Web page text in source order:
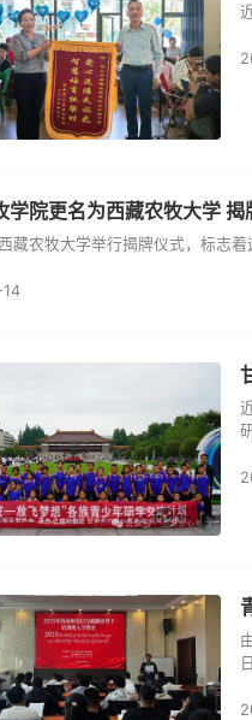
学院更名为西藏农牧大学 揭
藏农牧大学举行揭牌仪式，标志着